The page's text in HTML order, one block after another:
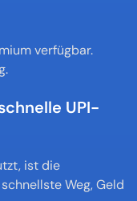
verfügbar.
UPI-
Weg, Geld